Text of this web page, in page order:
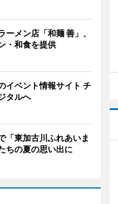
ーメン店「和麺 善」、
・和食を提供
イベント情報サイト チ
タルへ
「東加古川ふれあいま
の夏の思い出に